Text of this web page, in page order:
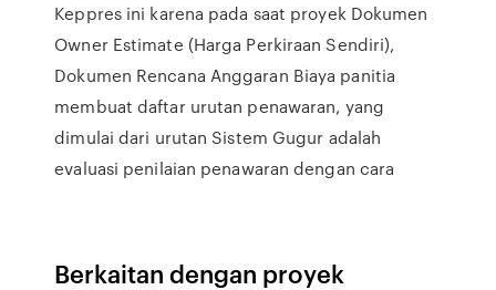
Keppres ini karena pada saat proyek Dokumen
Owner Estimate (Harga Perkiraan Sendiri),
Dokumen Rencana Anggaran Biaya panitia
membuat daftar urutan penawaran, yang
dimulai dari urutan Sistem Gugur adalah
evaluasi penilaian penawaran dengan cara
Berkaitan dengan proyek